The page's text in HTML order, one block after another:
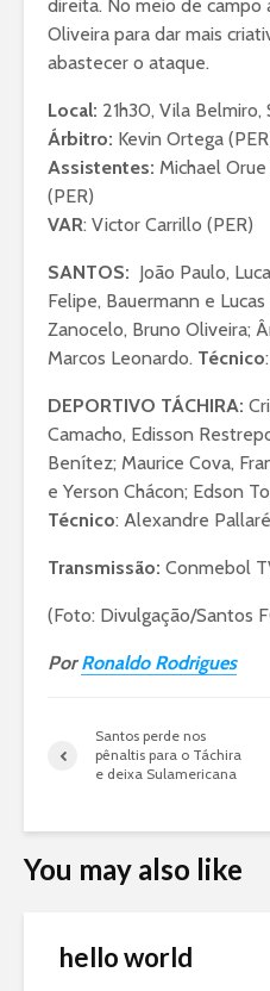
direita. No meio de campo
Oliveira para dar mais
abastecer o ataque.
Local: 21h30, Vila Belmiro,
Árbitro: Kevin Ortega
Assistentes: Michael Orue
(PER)
VAR: Victor Carrillo (PER)
SANTOS: João Paulo,
Felipe, Bauermann e
Zanocelo, Bruno Oliveira;
Marcos Leonardo. Técnico
DEPORTIVO TÁCHIRA:
Camacho, Edisson
Benítez; Maurice Cova,
e Yerson Chácon; Edson
Técnico: Alexandre
Transmissão: Conmebol
(Foto: Divulgação/Santos
PorRonaldo Rodrigues
Santos perde nos
pênaltis para o Táchira
e deixa Sulamericana
You may also like
hello world